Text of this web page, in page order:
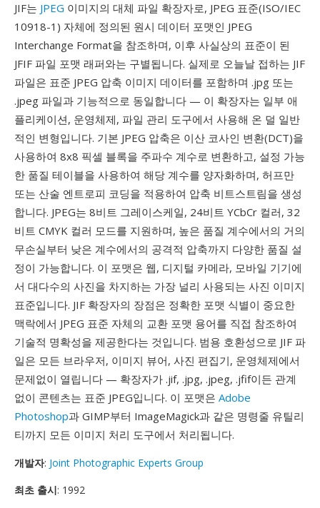
JIF는 JPEG 이미지의 대체 파일 확장자로, JPEG 표준(ISO/IEC
10918-1) 자체에 정의된 원시 데이터 포맷인 JPEG
Interchange Format을 참조하며, 이후 사실상의 표준이 된
JFIF 파일 포맷 래퍼와는 구별됩니다. 실제로 오늘날 접하는 JIF
파일은 표준 JPEG 압축 이미지 데이터를 포함하며 .jpg 또는
.jpeg 파일과 기능적으로 동일합니다 — 이 확장자는 일부 애
플리케이션, 운영체제, 파일 관리 도구에서 사용해 온 덜 일반
적인 변형입니다. 기본 JPEG 압축은 이산 코사인 변환(DCT)을
사용하여 8x8 픽셀 블록을 주파수 계수로 변환하고, 설정 가능
한 품질 테이블을 사용하여 해당 계수를 양자화하며, 허프만
또는 산술 엔트로피 코딩을 적용하여 압축 비트스트림을 생성
합니다. JPEG는 8비트 그레이스케일, 24비트 YCbCr 컬러, 32
비트 CMYK 컬러 모드를 지원하며, 높은 품질 계수에서의 거의
무손실부터 낮은 계수에서의 공격적 압축까지 다양한 품질 설
정이 가능합니다. 이 포맷은 웹, 디지털 카메라, 모바일 기기에
서 대다수의 사진을 차지하는 가장 널리 사용되는 사진 이미지
표준입니다. JIF 확장자의 장점은 정확한 포맷 식별이 중요한
맥락에서 JPEG 표준 자체의 교환 포맷 용어를 직접 참조하여
기술적 명확성을 제공한다는 것입니다. 범용 호환성으로 JIF 파
일은 모든 브라우저, 이미지 뷰어, 사진 편집기, 운영체제에서
문제없이 열립니다 — 확장자가 .jif, .jpg, .jpeg, .jfif이든 관계
없이 콘텐츠는 표준 JPEG입니다. 이 포맷은 Adobe
Photoshop과 GIMP부터 ImageMagick과 같은 명령줄 유틸리
티까지 모든 이미지 처리 도구에서 처리됩니다.
개발자: Joint Photographic Experts Group
최초 출시: 1992